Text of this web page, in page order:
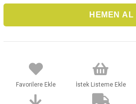
Favorilere Ekle İstek Listeme Ekle